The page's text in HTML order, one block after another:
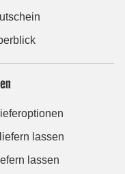
lassen
lassen